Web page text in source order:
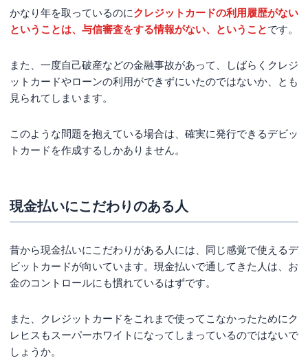
かなり年を取っているのにクレジットカードの利用履歴がない
ということは、与信審査をする情報がない、ということです。
また、一度自己破産などの金融事故があって、しばらくクレジ
ットカードやローンの利用ができずにいたのではないか、とも
見られてしまいます。
このような問題を抱えている場合は、確実に発行できるデビッ
トカードを作成するしかありません。
現金払いにこだわりのある人
昔から現金払いにこだわりがある人には、同じ感覚で使えるデ
ビットカードが向いています。現金払いで通してきた人は、お
金のコントロールにも慣れているはずです。
また、クレジットカードをこれまで使ってこなかったためにク
レヒスもスーパーホワイトになってしまっているのではないで
しょうか。